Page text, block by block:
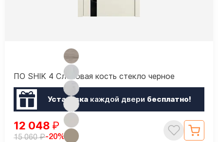
ПО SHIK 4 Слоновая кость стекло черное
Установкакаждой двери бесплатно!
12 048 ₽
15 060₽-20%